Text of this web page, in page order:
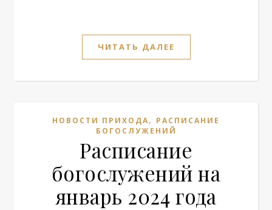
ЧИТАТЬ ДАЛЕЕ
НОВОСТИ ПРИХОДА, РАСПИСАНИЕ
БОГОСЛУЖЕНИЙ
Расписание
богослужений на
январь 2024 года